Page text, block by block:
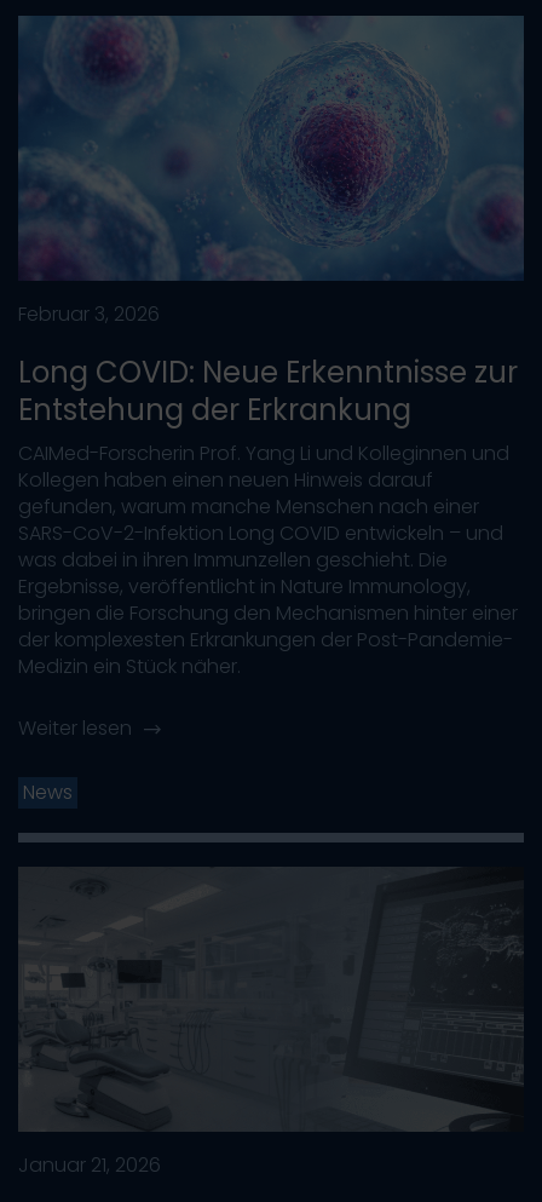
Februar 3, 2026
Long COVID: Neue Erkenntnisse zur
Entstehung der Erkrankung
CAIMed-Forscherin Prof. Yang Li und Kolleginnen und
Kollegen haben einen neuen Hinweis darauf
gefunden, warum manche Menschen nach einer
SARS-CoV-2-Infektion Long COVID entwickeln – und
was dabei in ihren Immunzellen geschieht. Die
Ergebnisse, veröffentlicht in Nature Immunology,
bringen die Forschung den Mechanismen hinter einer
der komplexesten Erkrankungen der Post-Pandemie-
Medizin ein Stück näher.
Weiter lesen
News
Januar 21, 2026